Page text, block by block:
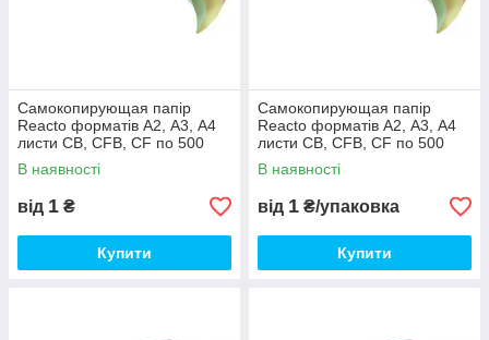
Самокопирующая папір
Reacto форматів А2, А3, А4
листи CB, CFB, CF по 500
аркушів CB, А4 (21х29,70 см),
Зелений
В наявності
від 1 ₴
Купити
Самокопирующая папір
Reacto форматів А2, А3, А4
листи CB, CFB, CF по 500
аркушів CB, А4 (21х29,70 см),
Білий
В наявності
від 1 ₴/упаковка
Купити